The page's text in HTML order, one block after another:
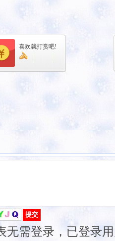
喜欢就打赏吧!
无需登录，已登录